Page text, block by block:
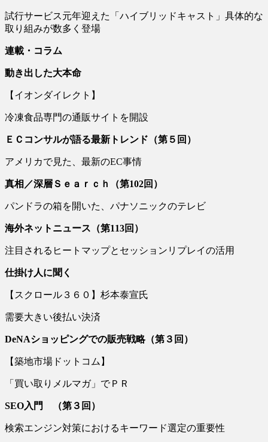
試行サービス元年迎えた「ハイブリッドキャスト」具体的な
取り組みが数多く登場
連載・コラム
動き出した大本命
【イオンダイレクト】
冷凍食品専門の通販サイトを開設
ＥＣ コンサルが語る最新トレンド（第５回）
アメリカで見た、最新のEC事情
真相／深層Ｓｅａｒｃｈ（第102回）
パンドラの箱を開いた、パナソニックのテレビ
海外ネットニュース（第113回）
注目されるヒートマップとセッションリプレイの活用
仕掛け人に聞く
【スクロール３６０】杉本泰宣氏
需要大きい後払い決済
DeNAショッピングでの販売戦略（第３回）
【築地市場ドットコム】
「買い取りメルマガ」でＰＲ
SEO入門 （第３回）
検索エンジン対策におけるキーワード選定の重要性